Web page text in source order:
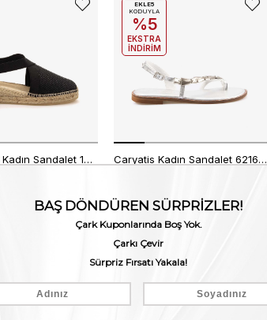
TONI PONS Kadın Sandalet 1TONW2020112
Caryatis Kadın Sandalet 621606
EKLE5
KODUYLA
%5
EKSTRA
İNDİRİM
EKLE5
KODUYLA
%5
EKSTRA